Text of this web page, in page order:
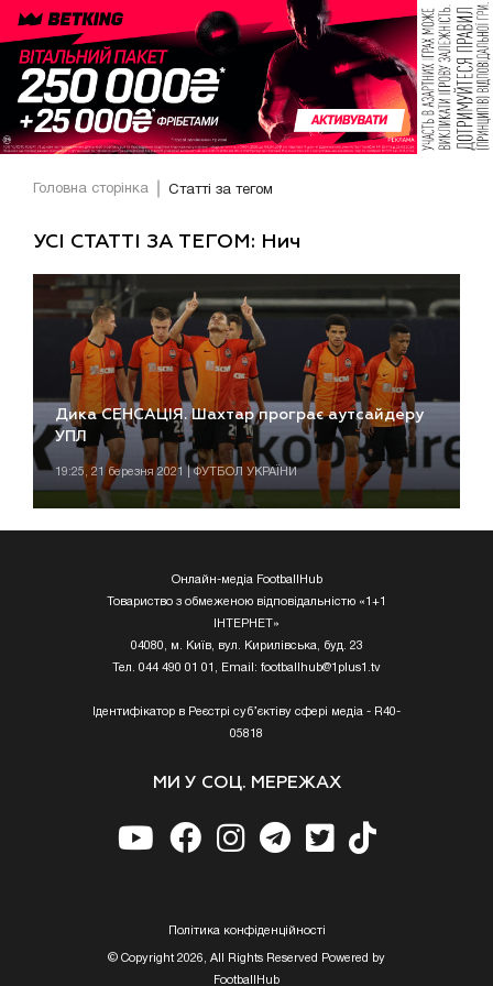
Головна сторінка Статті за тегом
УСІ СТАТТІ ЗА ТЕГОМ: Нич
Дика СЕНСАЦІЯ. Шахтар програє аутсайдеру
УПЛ
19:25, 21 березня 2021 | ФУТБОЛ УКРАЇНИ
Онлайн-медіа FootballHub
Товариство з обмеженою відповідальністю «1+1
ІНТЕРНЕТ»
04080, м. Київ, вул. Кирилівська, буд. 23
Тел. 044 490 01 01, Email: footballhub@1plus1.tv
Ідентифікатор в Реєстрі суб’єктіву сфері медіа - R40-
05818
МИ У СОЦ. МЕРЕЖАХ
Полiтика конфiденцiйностi
© Copyright 2026, All Rights Reserved Powered by
FootballHub